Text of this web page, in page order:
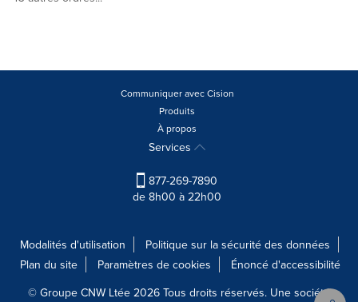
Communiquer avec Cision
Produits
À propos
Services
877-269-7890
de 8h00 à 22h00
Modalités d'utilisation
Politique sur la sécurité des données
Plan du site
Paramètres de cookies
Énoncé d'accessibilité
© Groupe CNW Ltée 2026 Tous droits réservés. Une société